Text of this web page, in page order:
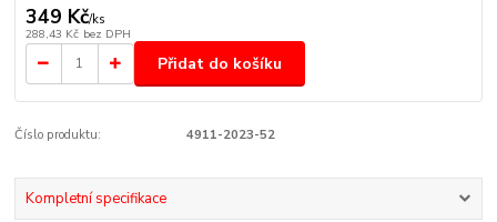
349 Kč/ks
288,43 Kč bez DPH
Přidat do košíku
Číslo produktu: 4911-2023-52
Kompletní specifikace